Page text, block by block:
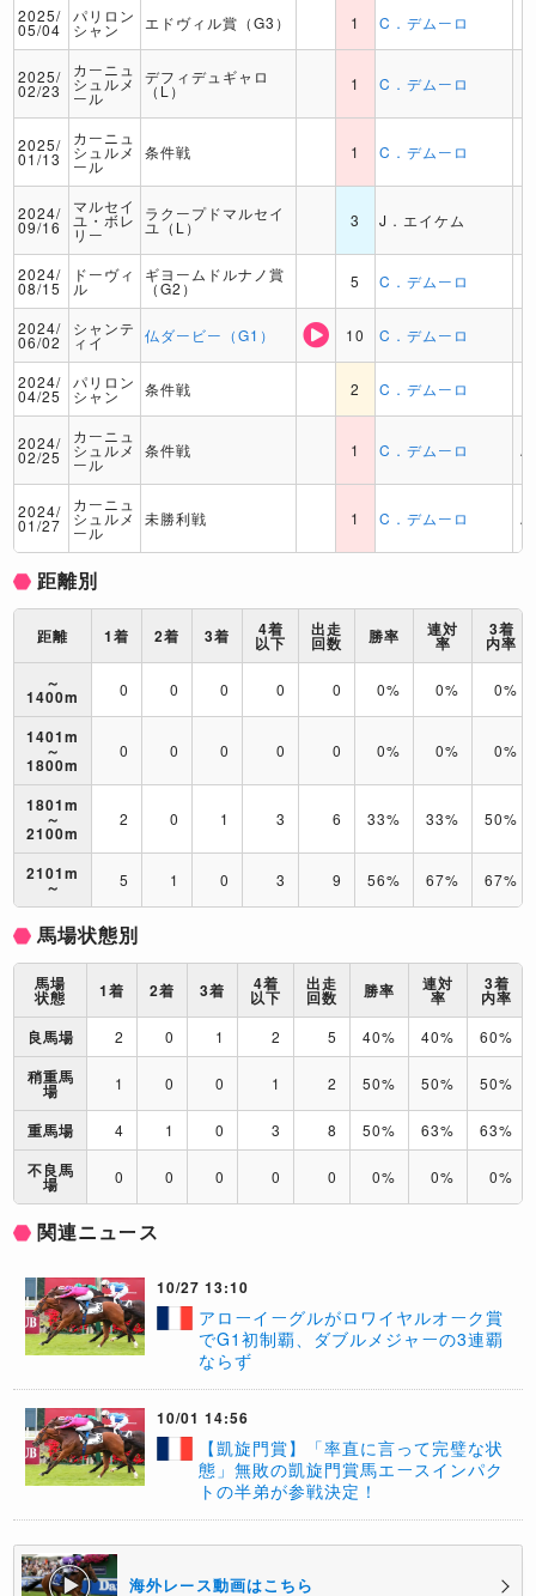
2025/
05/04
パリロン
シャン エドヴィル賞（G3） 1 C．デムーロ
2025/
02/23
カーニュ
シュルメ
ール
デフィデュギャロ
（L） 1 C．デムーロ
2025/
01/13
カーニュ
シュルメ
ール
条件戦 1 C．デムーロ
2024/
09/16
マルセイ
ユ・ボレ
リー
ラクープドマルセイ
ユ（L） 3 J．エイケム
2024/
08/15
ドーヴィ
ル
ギヨームドルナノ賞
（G2） 5 C．デムーロ
2024/
06/02
シャンテ
ィイ 仏ダービー（G1） 10 C．デムーロ
2024/
04/25
パリロン
シャン 条件戦 2 C．デムーロ
2024/
02/25
カーニュ
シュルメ
ール
条件戦 1 C．デムーロ
2024/
01/27
カーニュ
シュルメ
ール
未勝利戦 1 C．デムーロ
距離別
距離 1着 2着 3着 4着
以下
出走
回数 勝率 連対
率
3着
内率
～
1400m 0 0 0 0 0 0% 0% 0%
1401m
～
1800m
0 0 0 0 0 0% 0% 0%
1801m
～
2100m
2 0 1 3 6 33% 33% 50%
2101m
～ 5 1 0 3 9 56% 67% 67%
馬場状態別
馬場
状態 1着 2着 3着 4着
以下
出走
回数 勝率 連対
率
3着
内率
良馬場
2 0 1 2 5 40% 40% 60%
稍重馬
場 1 0 0 1 2 50% 50% 50%
重馬場 4 1 0 3 8 50% 63% 63%
不良馬
場 0 0 0 0 0 0% 0% 0%
関連ニュース
10/27 13:10
​アローイーグルがロワイヤルオーク賞
でG1初制覇、ダブルメジャーの3連覇
ならず
10/01 14:56
【凱旋門賞】「率直に言って完璧な状
態」無敗の凱旋門賞馬エースインパク
トの半弟が参戦決定！
海外レース動画はこちら